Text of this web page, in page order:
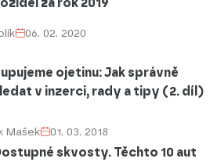
06. 02. 2020
ojetinu: Jak správně
v inzerci, rady a tipy (2. díl)
Mašek 01. 03. 2018
skvosty. Těchto 10 aut